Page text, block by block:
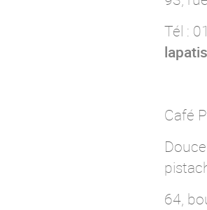
Tél :
Café
64,